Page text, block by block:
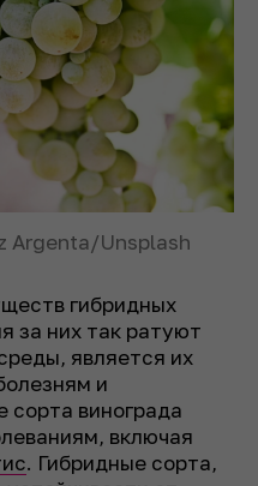
Argenta/Unsplash
гибридных
за них так ратуют
является их
и
сорта винограда
включая
. Гибридные сорта,